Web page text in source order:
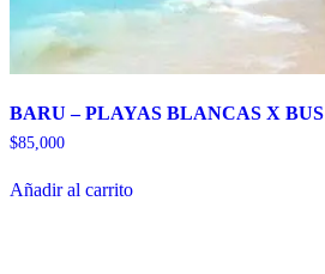
BARU – PLAYAS BLANCAS X BUS
$85,000
Añadir al carrito